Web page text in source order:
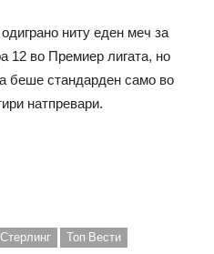
ниту еден меч за
12 во Премиер лигата, но
беше стандарден само во
натпревари.
Топ Вести